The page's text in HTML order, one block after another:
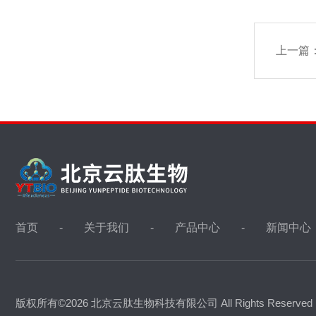
上一篇
首页 关于我们 产品中心 新闻中心
版权所有©2026 北京云肽生物科技有限公司 All Rights